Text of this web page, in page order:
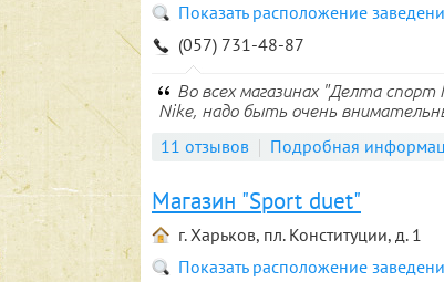
Показать расположение
(057) 731-48-87
Во всех магазинах "Делта
Nike, надо быть очень
11 отзывов Подробная
Магазин "Sport duet"
г. Харьков, пл. Конституции, д. 1
Показать расположение